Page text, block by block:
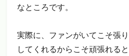
なところです。
実際に、ファンがいてこそ張
してくれるからこそ頑張れる